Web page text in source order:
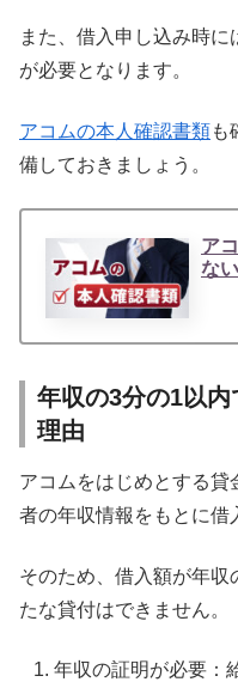
また、借入申し込み時
が必要となります。
アコムの本人確認書類も
備しておきましょう。
ア
な
年収の3分の1以
理由
アコムをはじめとする
者の年収情報をもとに借
そのため、借入額が年
たな貸付はできません。
年収の証明が必要：